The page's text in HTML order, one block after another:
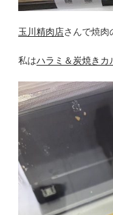
玉川精肉店さんで焼肉
私はハラミ＆炭焼きカ